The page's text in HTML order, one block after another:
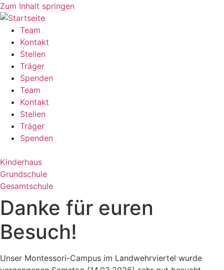
Zum Inhalt springen
Team
Kontakt
Stellen
Träger
Spenden
Team
Kontakt
Stellen
Träger
Spenden
Kinderhaus
Grundschule
Gesamtschule
Danke für euren
Besuch!
Unser Montessori-Campus im Landwehrviertel wurde